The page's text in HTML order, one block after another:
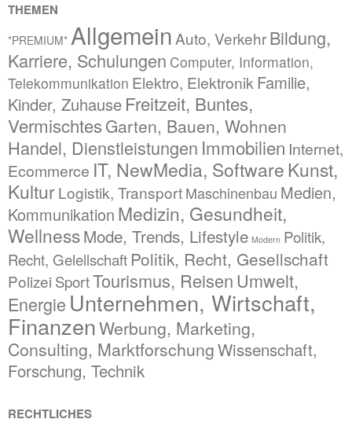
THEMEN
*PREMIUM* Allgemein Auto, VerkehrBildung,
Karriere, Schulungen Computer, Information,
Telekommunikation Elektro, Elektronik Familie,
Kinder, Zuhause Freitzeit, Buntes,
Vermischtes Garten, Bauen, Wohnen
Handel, Dienstleistungen Immobilien Internet,
Ecommerce IT, NewMedia, SoftwareKunst,
KulturLogistik, TransportMaschinenbau Medien,
Kommunikation Medizin, Gesundheit,
WellnessMode, Trends, Lifestyle Modern Politik,
Recht, Gelellschaft Politik, Recht, Gesellschaft
Polizei SportTourismus, Reisen Umwelt,
Energie Unternehmen, Wirtschaft,
FinanzenWerbung, Marketing,
Consulting, MarktforschungWissenschaft,
Forschung, Technik
RECHTLICHES